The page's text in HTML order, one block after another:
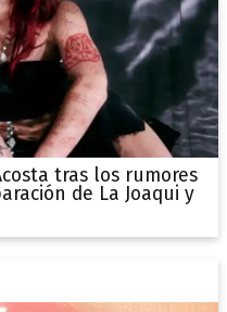
tras los rumores
de La Joaqui y